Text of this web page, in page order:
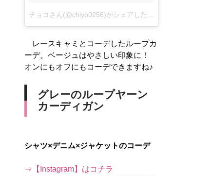
チョコさん(@chiyo0256)がシェアした投稿
レースキャミとコーデしたループカ
ーデ。ベージュはやさしい印象に！
オンにもオフにもコーデできますね♪
グレーのループヤーン
カーディガン
シャツ×デニム×ジャケットのコーデ
⇒【Instagram】はコチラ